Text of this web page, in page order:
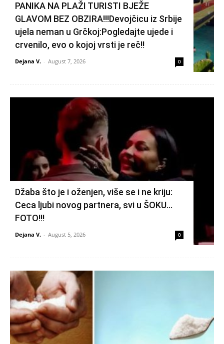
PANIKA NA PLAŽI TURISTI BJEŽE
GLAVOM BEZ OBZIRA!!!Devojčicu iz Srbije
ujela neman u Grčkoj:Pogledajte ujede i
crvenilo, evo o kojoj vrsti je reč!!
Dejana V. - August 7, 2026 0
Džaba što je i oženjen, više se i ne kriju:
Ceca ljubi novog partnera, svi u ŠOKU…
FOTO!!!
Dejana V. - August 5, 2026 0